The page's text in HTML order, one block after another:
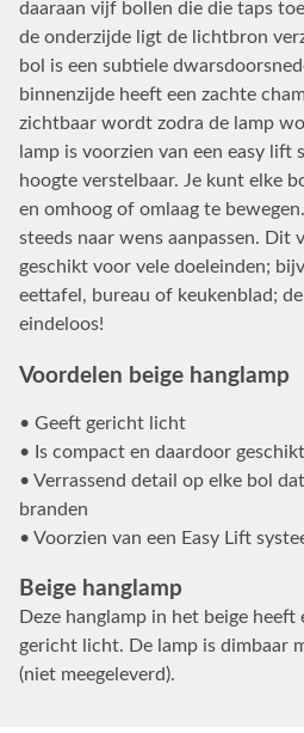
daaraan vijf bollen die die taps
de onderzijde ligt de lichtbron
bol is een subtiele
binnenzijde heeft een zachte
zichtbaar wordt zodra de lamp
lamp is voorzien van een easy lift
hoogte verstelbaar. Je kunt elke
en omhoog of omlaag te
steeds naar wens aanpassen. Dit
geschikt voor vele doeleinden;
eettafel, bureau of keukenblad;
eindeloos!
Voordelen beige hanglamp
• Geeft gericht licht
• Is compact en daardoor
• Verrassend detail op elke bol
branden
• Voorzien van een Easy Lift
Beige hanglamp
Deze hanglamp in het beige
gericht licht. De lamp is dimbaar
(niet meegeleverd).